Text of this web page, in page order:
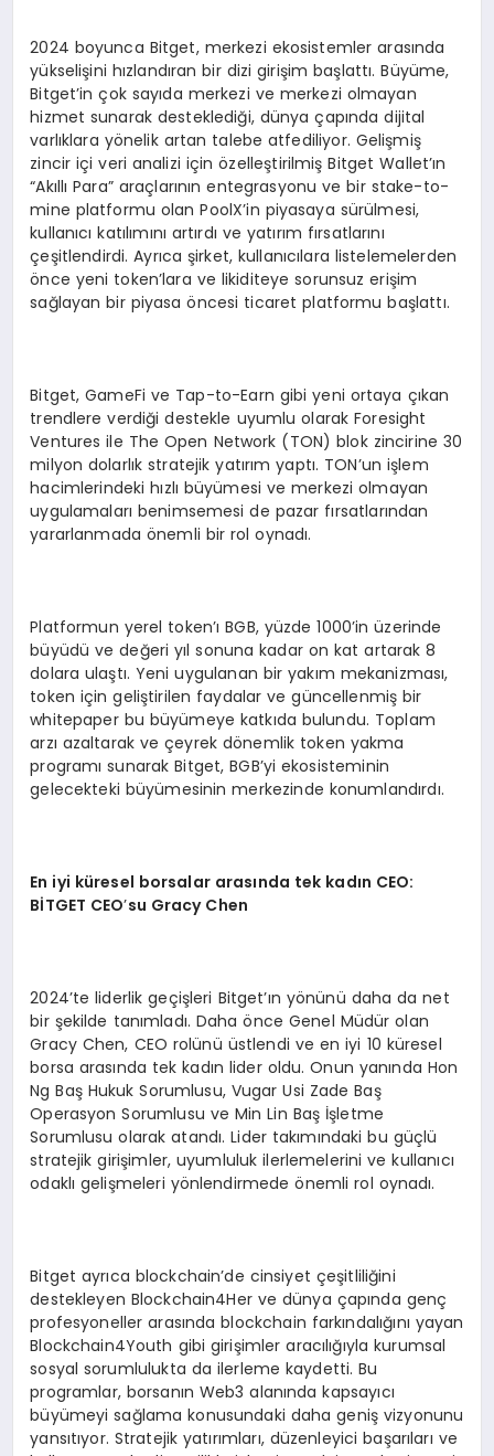
2024 boyunca Bitget, merkezi ekosistemler arasında
yükselişini hızlandıran bir dizi girişim başlattı. Büyüme,
Bitget’in çok sayıda merkezi ve merkezi olmayan
hizmet sunarak desteklediği, dünya çapında dijital
varlıklara yönelik artan talebe atfediliyor. Gelişmiş
zincir içi veri analizi için özelleştirilmiş Bitget Wallet’ın
“Akıllı Para” araçlarının entegrasyonu ve bir stake-to-
mine platformu olan PoolX’in piyasaya sürülmesi,
kullanıcı katılımını artırdı ve yatırım fırsatlarını
çeşitlendirdi. Ayrıca şirket, kullanıcılara listelemelerden
önce yeni token’lara ve likiditeye sorunsuz erişim
sağlayan bir piyasa öncesi ticaret platformu başlattı.
Bitget, GameFi ve Tap-to-Earn gibi yeni ortaya çıkan
trendlere verdiği destekle uyumlu olarak Foresight
Ventures ile The Open Network (TON) blok zincirine 30
milyon dolarlık stratejik yatırım yaptı. TON’un işlem
hacimlerindeki hızlı büyümesi ve merkezi olmayan
uygulamaları benimsemesi de pazar fırsatlarından
yararlanmada önemli bir rol oynadı.
Platformun yerel token’ı BGB, yüzde 1000’in üzerinde
büyüdü ve değeri yıl sonuna kadar on kat artarak 8
dolara ulaştı. Yeni uygulanan bir yakım mekanizması,
token için geliştirilen faydalar ve güncellenmiş bir
whitepaper bu büyümeye katkıda bulundu. Toplam
arzı azaltarak ve çeyrek dönemlik token yakma
programı sunarak Bitget, BGB’yi ekosisteminin
gelecekteki büyümesinin merkezinde konumlandırdı.
En iyi küresel borsalar arasında tek kadın CEO:
BİTGET CEO’su Gracy Chen
2024’te liderlik geçişleri Bitget’ın yönünü daha da net
bir şekilde tanımladı. Daha önce Genel Müdür olan
Gracy Chen, CEO rolünü üstlendi ve en iyi 10 küresel
borsa arasında tek kadın lider oldu. Onun yanında Hon
Ng Baş Hukuk Sorumlusu, Vugar Usi Zade Baş
Operasyon Sorumlusu ve Min Lin Baş İşletme
Sorumlusu olarak atandı. Lider takımındaki bu güçlü
stratejik girişimler, uyumluluk ilerlemelerini ve kullanıcı
odaklı gelişmeleri yönlendirmede önemli rol oynadı.
Bitget ayrıca blockchain’de cinsiyet çeşitliliğini
destekleyen Blockchain4Her ve dünya çapında genç
profesyoneller arasında blockchain farkındalığını yayan
Blockchain4Youth gibi girişimler aracılığıyla kurumsal
sosyal sorumlulukta da ilerleme kaydetti. Bu
programlar, borsanın Web3 alanında kapsayıcı
büyümeyi sağlama konusundaki daha geniş vizyonunu
yansıtıyor. Stratejik yatırımları, düzenleyici başarıları ve